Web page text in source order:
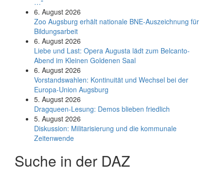
…“
6. August 2026
Zoo Augsburg erhält nationale BNE-Auszeichnung für
Bildungsarbeit
6. August 2026
Liebe und Last: Opera Augusta lädt zum Belcanto-
Abend im Kleinen Goldenen Saal
6. August 2026
Vorstandswahlen: Kontinuität und Wechsel bei der
Europa-Union Augsburg
5. August 2026
Dragqueen-Lesung: Demos blieben friedlich
5. August 2026
Diskussion: Mi­li­ta­ri­sie­rung und die kommunale
Zeitenwende
Suche in der DAZ